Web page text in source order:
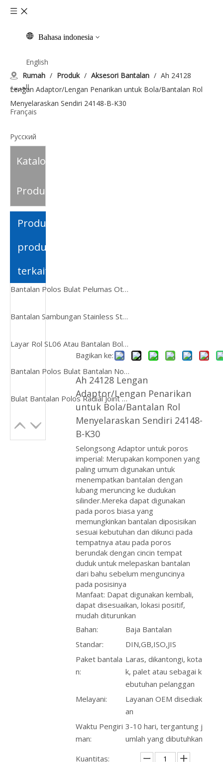
Bahasa indonesia
English
العربية
Français
Pусский
Español
Italiano
Tiếng Việt
svenska
Rumah / Produk / Aksesori Bantalan / Ah 24128
Lengan Adaptor/Lengan Penarikan untuk Bola/Bantalan Rol
Menyelaraskan Sendiri 24148-B-K30
Katalog
Produk
Produk-
produk
terkait
Bantalan Polos Bulat Pelumas Otomatis Umur Panjang, Bantalan Polos Bulat Baja ke Baja Umur Panjang, Pelumas Otomatis Umur Panjang untuk Bantalan Rol Motor untuk Pompa
Bantalan Sambungan Stainless Steel Bulat Bantalan Biasa Geg50es Gem60es-2RS Geg63es Gem70es-2RS Gem80es-2RS Geg80es Geg100es Geg125es Geg160es Geg200es
Layar Rol SL06 Atau Bantalan Bola Penyelaras Otomatis Pompa Terendam
Bantalan Polos Bulat Bantalan Non-Standar Khusus
Bulat Bantalan Polos Radial Joint Bearing Rod End Joint Bearing Kualitas Tinggi Ge60es, Ge60es-2RS Self-Lubricating Joint Bearing
Bagikan ke:
Ah 24128 Lengan
Adaptor/Lengan Penarikan
untuk Bola/Bantalan Rol
Menyelaraskan Sendiri 24148-
B-K30
Selongsong Adaptor untuk poros
imperial: Merupakan komponen yang
paling umum digunakan untuk
menempatkan bantalan dengan
lubang meruncing ke dudukan
silinder.Mereka dapat digunakan
pada poros biasa yang
memungkinkan bantalan diposisikan
sesuai kebutuhan dan dikunci pada
tempatnya atau pada poros
berundak dengan cincin tempat
duduk untuk melepaskan bantalan
dari bahu sebelum menguncinya
pada posisinya
Manfaat: Dapat digunakan kembali,
dapat disesuaikan, lokasi positif,
mudah diturunkan
Bahan:
Baja Bantalan
Standar:
DIN,GB,ISO,JIS
Paket bantala
n:
Laras, dikantongi, kota
k, palet atau sebagai k
ebutuhan pelanggan
Melayani:
Layanan OEM disediak
an
Waktu Pengiri
man:
3-10 hari, tergantung j
umlah yang dibutuhkan
Kuantitas: